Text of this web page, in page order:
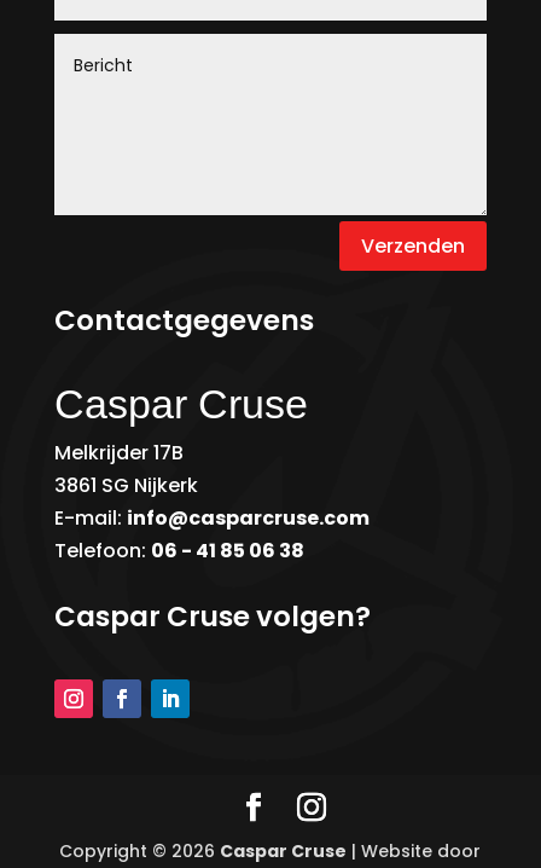
Verzenden
Contactgegevens
Caspar Cruse
Melkrijder 17B
3861 SG Nijkerk
E-mail: info@casparcruse.com
Telefoon: 06 - 41 85 06 38
Caspar Cruse volgen?
Copyright © 2026 Caspar Cruse | Website door